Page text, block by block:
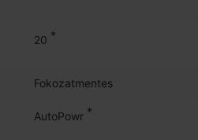
20 *
Fokozatmentes
AutoPowr *